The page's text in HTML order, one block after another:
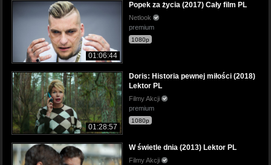
01:06:44
Popek za życia (2017) Cały film PL
Netlook
premium
1080p
01:28:57
Doris: Historia pewnej miłości (2018)
Lektor PL
Filmy Akcji
premium
1080p
W świetle dnia (2013) Lektor PL
Filmy Akcji